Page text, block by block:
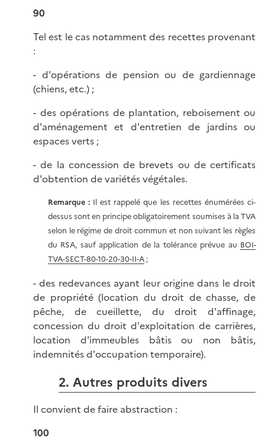
90
Tel est le cas notamment des recettes provenant
:
- d'opérations de pension ou de gardiennage
(chiens, etc.) ;
- des opérations de plantation, reboisement ou
d'aménagement et d'entretien de jardins ou
espaces verts ;
- de la concession de brevets ou de certificats
d'obtention de variétés végétales.
Remarque :Il est rappelé que les recettes énumérées ci-
dessus sont en principe obligatoirement soumises à la TVA
selon le régime de droit commun et non suivant les règles
du RSA, sauf application de la tolérance prévue au BOI-
TVA-SECT-80-10-20-30-II-A;
- des redevances ayant leur origine dans le droit
de propriété (location du droit de chasse, de
pêche, de cueillette, du droit d'affinage,
concession du droit d'exploitation de carrières,
location d'immeubles bâtis ou non bâtis,
indemnités d'occupation temporaire).
2. Autres produits divers
Il convient de faire abstraction :
100